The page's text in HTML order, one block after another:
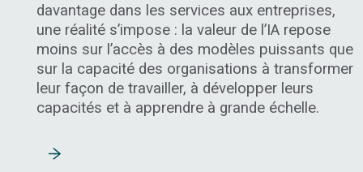
davantage dans les services aux entreprises,
une réalité s’impose : la valeur de l’IA repose
moins sur l’accès à des modèles puissants que
sur la capacité des organisations à transformer
leur façon de travailler, à développer leurs
capacités et à apprendre à grande échelle.
Lire la suite